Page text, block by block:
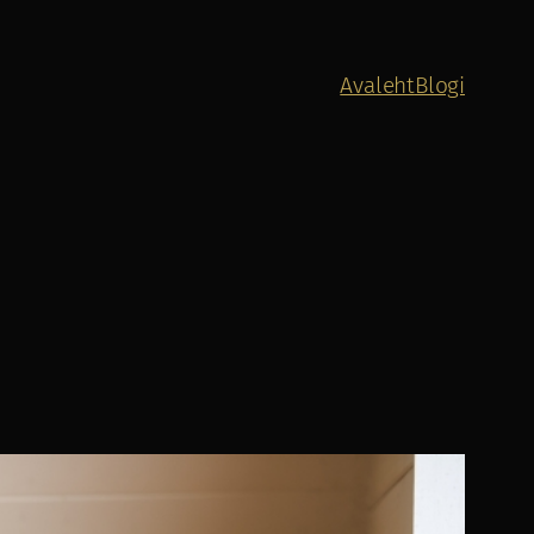
AvalehtBlogi